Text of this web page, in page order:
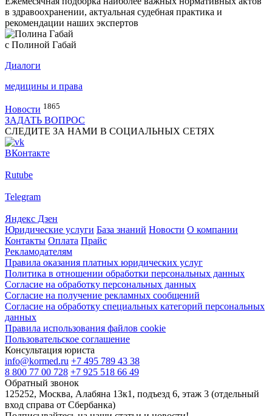
в здравоохранении, актуальная судебная практика и
рекомендации наших экспертов
с Полиной Габай
Диалоги
медицины и права
Новости 1865
ЗАДАТЬ ВОПРОС
СЛЕДИТЕ ЗА НАМИ В СОЦИАЛЬНЫХ СЕТЯХ
ВКонтакте
Rutube
Telegram
Яндекс Дзен
Юридические услуги База знаний Новости О компании
Контакты Оплата Прайс
Рекламодателям
Правила оказания платных юридических услуг
Политика в отношении обработки персональных данных
Согласие на обработку персональных данных
Согласие на получение рекламных сообщений
Согласие на обработку специальных категорий персональных
данных
Правила использования файлов cookie
Пользовательское соглашение
Консультация юриста
info@kormed.ru +7 495 789 43 38
8 800 77 00 728 +7 925 518 66 49
Обратный звонок
125252, Москва, Алабяна 13к1, подъезд 6, этаж 3 (отдельный
вход справа от Сбербанка)